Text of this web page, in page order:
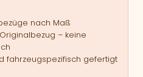
nach Maß
– keine
fahrzeugspezifisch gefertigt